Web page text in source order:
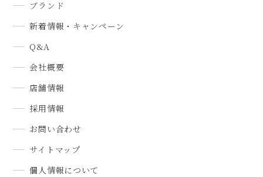
ブランド
新着情報・キャンペーン
Q&A
会社概要
店舗情報
採用情報
お問い合わせ
サイトマップ
個人情報について